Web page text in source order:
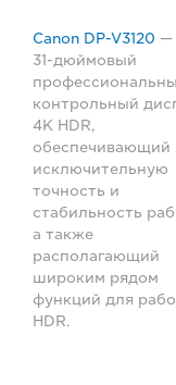
Canon DP-V3120 —
31-дюймовый
контрольный
4K HDR,
обеспечивающий
исключительную
точность и
стабильность
а также
располагающий
широким рядом
функций для
HDR.